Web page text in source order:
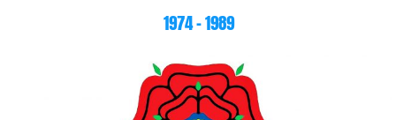
1974 – 1989